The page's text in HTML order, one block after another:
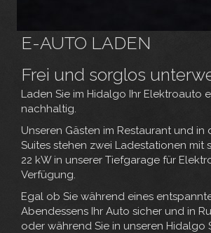
E-AUTO LADEN
Frei und sorglos
Laden Sie im Hidalgo Ihr Elektroauto
nachhaltig.
Unseren Gästen im Restaurant und in
Suites stehen zwei Ladestationen mit
22 kW in unserer Tiefgarage für
Verfügung.
Egal ob Sie während eines
Abendessens Ihr Auto sicher und in
oder während Sie in unseren Hidalgo